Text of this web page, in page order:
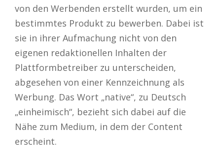
von den Werbenden erstellt wurden, um ein
bestimmtes Produkt zu bewerben. Dabei ist
sie in ihrer Aufmachung nicht von den
eigenen redaktionellen Inhalten der
Plattformbetreiber zu unterscheiden,
abgesehen von einer Kennzeichnung als
Werbung. Das Wort „native“, zu Deutsch
„einheimisch“, bezieht sich dabei auf die
Nähe zum Medium, in dem der Content
erscheint.